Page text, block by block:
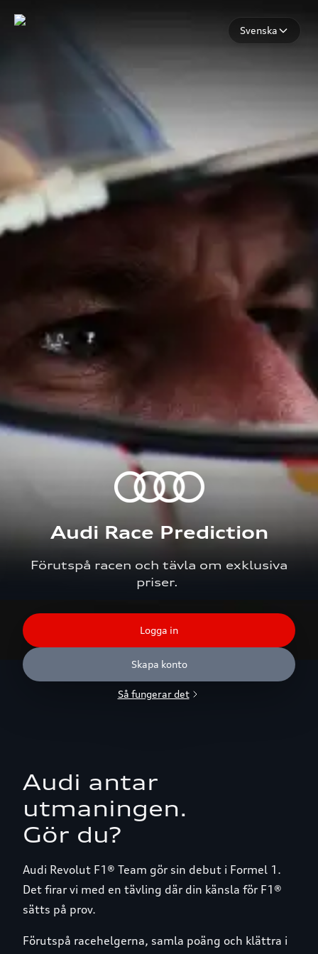
Svenska
Audi Race Prediction
Förutspå racen och tävla om exklusiva
priser.
Logga in
Skapa konto
Så fungerar det
Audi antar
utmaningen.
Gör du?
Audi Revolut F1® Team gör sin debut i Formel 1.
Det firar vi med en tävling där din känsla för F1®
sätts på prov.
Förutspå racehelgerna, samla poäng och klättra i